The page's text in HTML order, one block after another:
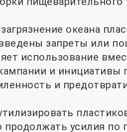
океана
введены запреты или
использование
и
и
продолжать усилия по